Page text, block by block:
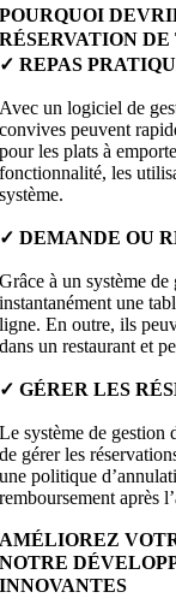
POURQUOI
RÉSERVATION DE
✓REPAS
Avec un logiciel de
convives peuvent
pour les plats à
fonctionnalité, les
système.
✓DEMANDE OU
Grâce à un système
instantanément une
ligne. En outre, ils
dans un restaurant et
✓GÉRER LES
Le système de gestion
de gérer les
une politique
remboursement après
AMÉLIOREZ
NOTRE
INNOVANTES